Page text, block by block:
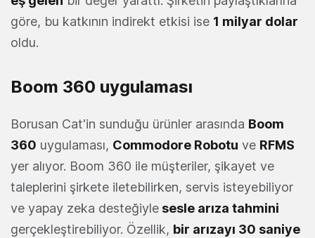
göre, bu katkının indirekt etkisi ise 1 milyar dolar
oldu.
Boom 360 uygulaması
Borusan Cat'in sunduğu ürünler arasında Boom
360 uygulaması, Commodore Robotu ve RFMS
yer alıyor. Boom 360 ile müşteriler, şikayet ve
taleplerini şirkete iletebilirken, servis isteyebiliyor
ve yapay zeka desteğiyle sesle arıza tahmini
gerçekleştirebiliyor. Özellik, bir arızayı 30 saniye